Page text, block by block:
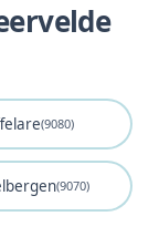
(9080)
(9070)